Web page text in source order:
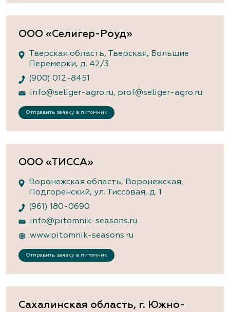
ООО «Селигер-Роуд»
Тверская область, Тверская, Большие
Перемерки, д. 42/3
(900) 012-8451
info@seliger-agro.ru, prof@seliger-agro.ru
Отправить заявку в питомник
ООО «ТИССА»
Воронежская область, Воронежская,
Подгоренский, ул. Тиссовая, д. 1
(961) 180-0690
info@pitomnik-seasons.ru
www.pitomnik-seasons.ru
Отправить заявку в питомник
Сахалинская область, г. Южно-